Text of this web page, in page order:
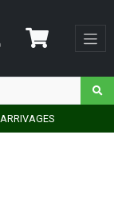
ARRIVAGES